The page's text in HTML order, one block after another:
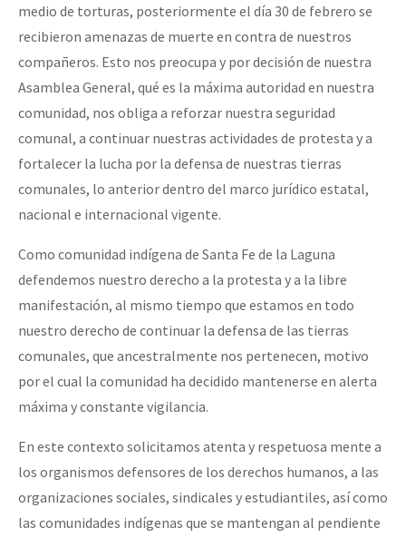
medio de torturas, posteriormente el día 30 de febrero se
recibieron amenazas de muerte en contra de nuestros
compañeros. Esto nos preocupa y por decisión de nuestra
Asamblea General, qué es la máxima autoridad en nuestra
comunidad, nos obliga a reforzar nuestra seguridad
comunal, a continuar nuestras actividades de protesta y a
fortalecer la lucha por la defensa de nuestras tierras
comunales, lo anterior dentro del marco jurídico estatal,
nacional e internacional vigente.
Como comunidad indígena de Santa Fe de la Laguna
defendemos nuestro derecho a la protesta y a la libre
manifestación, al mismo tiempo que estamos en todo
nuestro derecho de continuar la defensa de las tierras
comunales, que ancestralmente nos pertenecen, motivo
por el cual la comunidad ha decidido mantenerse en alerta
máxima y constante vigilancia.
En este contexto solicitamos atenta y respetuosa mente a
los organismos defensores de los derechos humanos, a las
organizaciones sociales, sindicales y estudiantiles, así como
las comunidades indígenas que se mantengan al pendiente